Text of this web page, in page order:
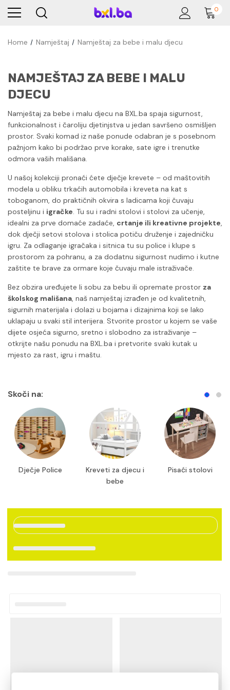
0
Home Namještaj Namještaj za bebe i malu djecu
NAMJEŠTAJ ZA BEBE I MALU
DJECU
Namještaj za bebe i malu djecu na BXL.ba spaja sigurnost,
funkcionalnost i čaroliju djetinjstva u jedan savršeno osmišljen
prostor. Svaki komad iz naše ponude odabran je s posebnom
pažnjom kako bi podržao prve korake, sate igre i trenutke
odmora vaših mališana.
U našoj kolekciji pronaći ćete dječje krevete – od maštovitih
modela u obliku trkaćih automobila i kreveta na kat s
toboganom, do praktičnih okvira s ladicama koji čuvaju
posteljinu i igračke. Tu su i radni stolovi i stolovi za učenje,
idealni za prve domaće zadaće, crtanje ili kreativne projekte,
dok dječji setovi stolova i stolica potiču druženje i zajedničku
igru. Za odlaganje igračaka i sitnica tu su police i klupe s
prostorom za pohranu, a za dodatnu sigurnost nudimo i kutne
zaštite te brave za ormare koje čuvaju male istraživače.
Bez obzira uređujete li sobu za bebu ili opremate prostor za
školskog mališana, naš namještaj izrađen je od kvalitetnih,
sigurnih materijala i dolazi u bojama i dizajnima koji se lako
uklapaju u svaki stil interijera. Stvorite prostor u kojem se vaše
dijete osjeća sigurno, sretno i slobodno za istraživanje –
otkrijte našu ponudu na BXL.ba i pretvorite svaki kutak u
mjesto za rast, igru i maštu.
Skoči na:
Dječje Police
Kreveti za djecu i
bebe
Pisaći stolovi